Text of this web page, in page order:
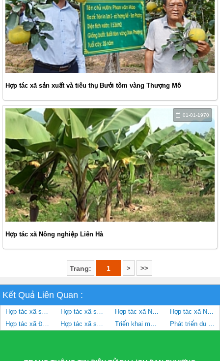
Hợp tác xã sản xuất và tiêu thụ Bưởi tôm vàng Thượng Mỗ
01-01-1970
Hợp tác xã Nông nghiệp Liên Hà
Trang: 1 > >>
Kết Quả Liên Quan :
Hợp tác xã sản xuất và tiêu thụ rau an toàn Phương Đình Hợp tác xã sản xuất và tiêu thụ Bưởi tôm vàng Thượng Mỗ Hợp tác xã Nông nghiệp Liên Hà
Hợp tác xã Nâm Nghĩa Minh
Hợp tác xã Đan Hoài
Hợp tác xã sản xuất và tiêu thụ rau hữu cơ công nghệ cao Cuối Quý Triển khai mô hình trồng nho kết hợp làm du lịch nông nghiệp cho hiệu quả kinh tế cao Phát triển du lịch kết hợp nông nghiệp, nông thôn